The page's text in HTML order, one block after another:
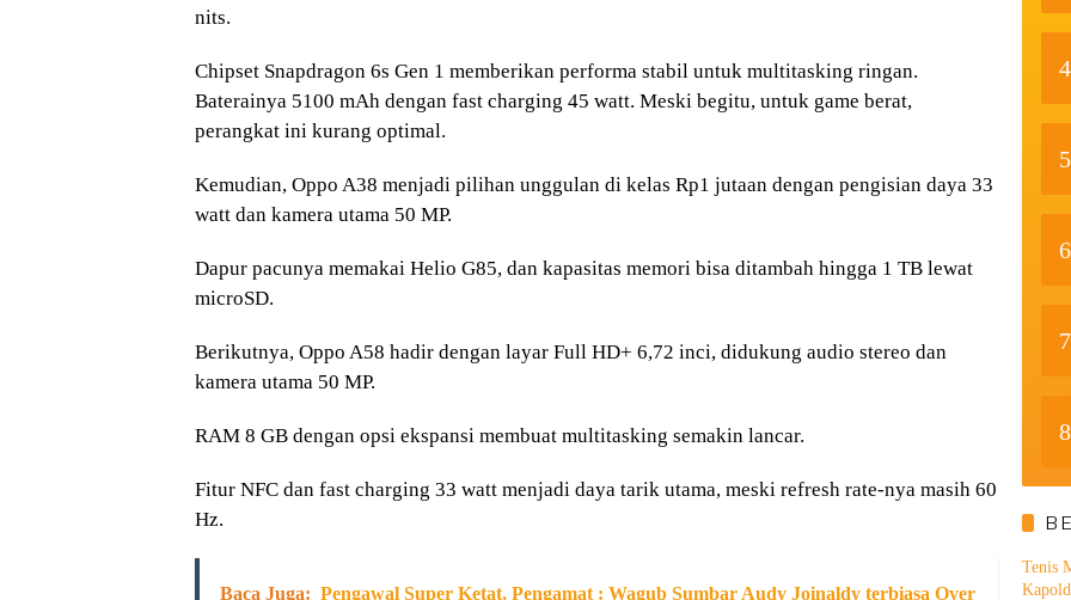
nits.
Chipset Snapdragon 6s Gen 1 memberikan performa stabil untuk multitasking ringan.
Baterainya 5100 mAh dengan fast charging 45 watt. Meski begitu, untuk game berat,
perangkat ini kurang optimal.
Kemudian, Oppo A38 menjadi pilihan unggulan di kelas Rp1 jutaan dengan pengisian daya 33
watt dan kamera utama 50 MP.
Dapur pacunya memakai Helio G85, dan kapasitas memori bisa ditambah hingga 1 TB lewat
microSD.
Berikutnya, Oppo A58 hadir dengan layar Full HD+ 6,72 inci, didukung audio stereo dan
kamera utama 50 MP.
RAM 8 GB dengan opsi ekspansi membuat multitasking semakin lancar.
Fitur NFC dan fast charging 33 watt menjadi daya tarik utama, meski refresh rate-nya masih 60
Hz.
Baca Juga: Pengawal Super Ketat, Pengamat : Wagub Sumbar Audy Joinaldy terbiasa Over
4
5
6
7
8
Tenis